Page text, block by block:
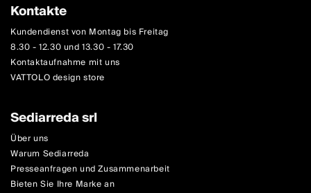
Kontakte
Kundendienst von Montag bis Freitag
8.30 - 12.30 und 13.30 - 17.30
Kontaktaufnahme mit uns
VATTOLO design store
Sediarreda srl
Über uns
Warum Sediarreda
Presseanfragen und Zusammenarbeit
Bieten Sie Ihre Marke an